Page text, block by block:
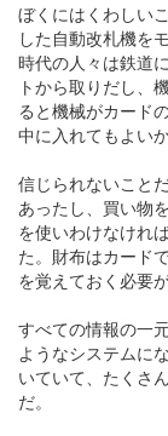
ぼくにはくわしい
した自動改札機を
時代の人々は鉄道
トから取りだし、
ると機械がカード
中に入れてもよい
信じられないこと
あったし、買い物
を使いわけなけれ
た。財布はカード
を覚えておく必要
すべての情報の一
ようなシステムに
いていて、たくさ
だ。